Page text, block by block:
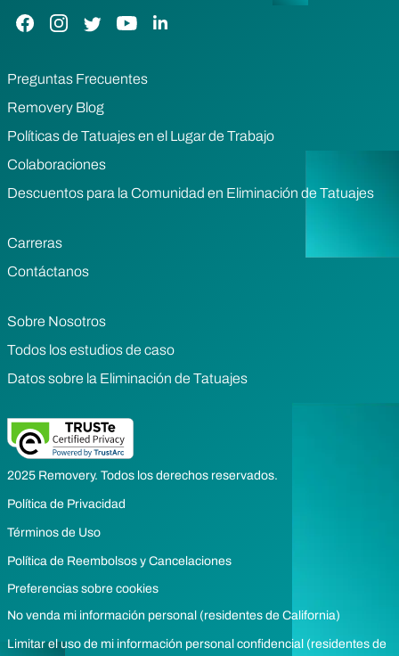
Enlace de Facebook
Enlace de Instagram
Enlace de Twitter
Enlace de YouTube
Enlace de LinkedIn
Preguntas Frecuentes
Removery Blog
Políticas de Tatuajes en el Lugar de Trabajo
Colaboraciones
Descuentos para la Comunidad en Eliminación de Tatuajes
Carreras
Contáctanos
Sobre Nosotros
Todos los estudios de caso
Datos sobre la Eliminación de Tatuajes
2025 Removery. Todos los derechos reservados.
Política de Privacidad
Términos de Uso
Política de Reembolsos y Cancelaciones
Preferencias sobre cookies
No venda mi información personal (residentes de California)
Limitar el uso de mi información personal confidencial (residentes de